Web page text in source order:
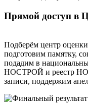
Прямой доступ в
Подберём центр
подготовим памятку,
подадим в
НОСТРОЙ и реестр
записи, поддержим